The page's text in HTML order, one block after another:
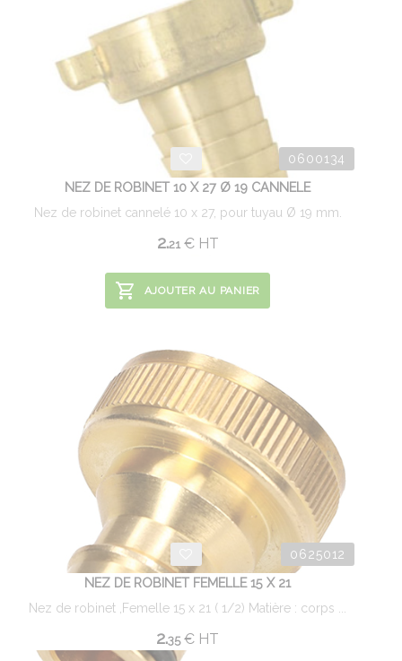
0600134
NEZ DE ROBINET 10 X 27 Ø 19 CANNELE
Nez de robinet cannelé 10 x 27, pour tuyau Ø 19 mm.
2.21 €HT
AJOUTER AU PANIER
0625012
NEZ DE ROBINET FEMELLE 15 X 21
Nez de robinet ,Femelle 15 x 21 ( 1/2) Matière : corps ...
2.35 € HT